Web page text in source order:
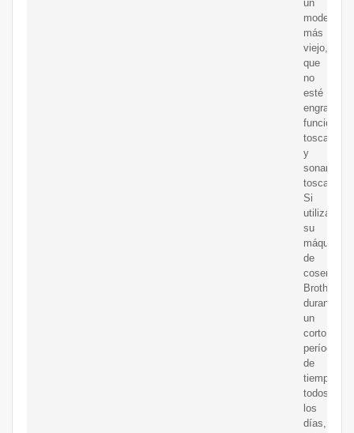
un
modelo
más
viejo,
que
no
esté
engrasada,
funcionará
y
sonará
tosca.
Si
utiliza
su
máquina
de
coser
Brother
durante
un
corto
período
de
tiempo
todos
los
días,